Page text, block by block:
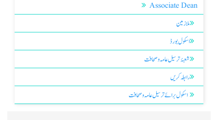
Associate Dean
ملازمین
اسکول بورڈ
شعبۂ ترسیل عامہ و صحافت
رابطہ کریں
اسکول برائے ترسیل عامہ و صحافت